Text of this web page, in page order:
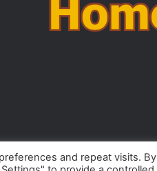
and repeat visits. By